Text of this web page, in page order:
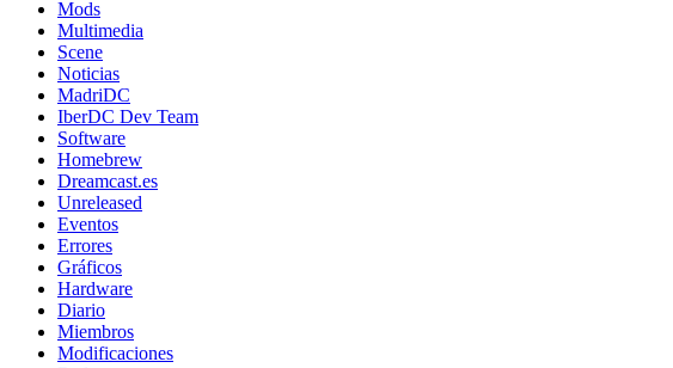
Mods
Multimedia
Scene
Noticias
MadriDC
IberDC Dev Team
Software
Homebrew
Dreamcast.es
Unreleased
Eventos
Errores
Gráficos
Hardware
Diario
Miembros
Modificaciones